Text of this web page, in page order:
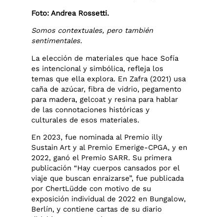
Foto: Andrea Rossetti.
Somos contextuales, pero también
sentimentales.
La elección de materiales que hace Sofía
es intencional y simbólica, refleja los
temas que ella explora. En Zafra (2021) usa
caña de azúcar, fibra de vidrio, pegamento
para madera, gelcoat y resina para hablar
de las connotaciones históricas y
culturales de esos materiales.
En 2023, fue nominada al Premio illy
Sustain Art y al Premio Emerige-CPGA, y en
2022, ganó el Premio SARR. Su primera
publicación “Hay cuerpos cansados por el
viaje que buscan enraizarse”, fue publicada
por ChertLüdde con motivo de su
exposición individual de 2022 en Bungalow,
Berlín, y contiene cartas de su diario